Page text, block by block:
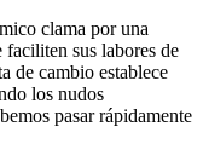
clama por una
sus labores de
de cambio establece
los nudos
pasar rápidamente